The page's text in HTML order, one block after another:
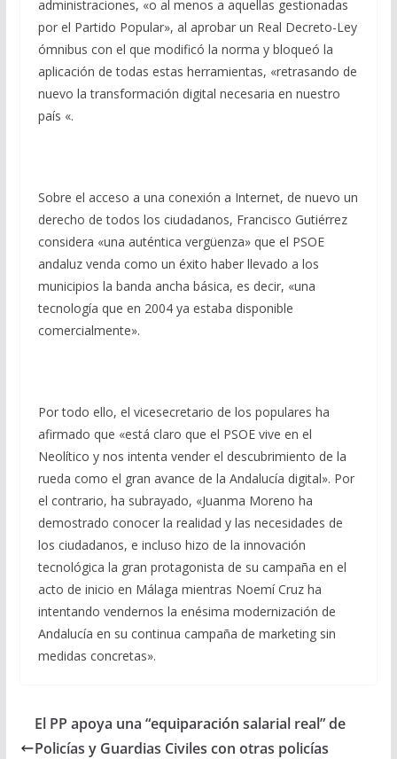
administraciones, «o al menos a aquellas gestionadas
por el Partido Popular», al aprobar un Real Decreto-Ley
ómnibus con el que modificó la norma y bloqueó la
aplicación de todas estas herramientas, «retrasando de
nuevo la transformación digital necesaria en nuestro
país «.
Sobre el acceso a una conexión a Internet, de nuevo un
derecho de todos los ciudadanos, Francisco Gutiérrez
considera «una auténtica vergüenza» que el PSOE
andaluz venda como un éxito haber llevado a los
municipios la banda ancha básica, es decir, «una
tecnología que en 2004 ya estaba disponible
comercialmente».
Por todo ello, el vicesecretario de los populares ha
afirmado que «está claro que el PSOE vive en el
Neolítico y nos intenta vender el descubrimiento de la
rueda como el gran avance de la Andalucía digital». Por
el contrario, ha subrayado, «Juanma Moreno ha
demostrado conocer la realidad y las necesidades de
los ciudadanos, e incluso hizo de la innovación
tecnológica la gran protagonista de su campaña en el
acto de inicio en Málaga mientras Noemí Cruz ha
intentando vendernos la enésima modernización de
Andalucía en su continua campaña de marketing sin
medidas concretas».
El PP apoya una “equiparación salarial real” de
Policías y Guardias Civiles con otras policías